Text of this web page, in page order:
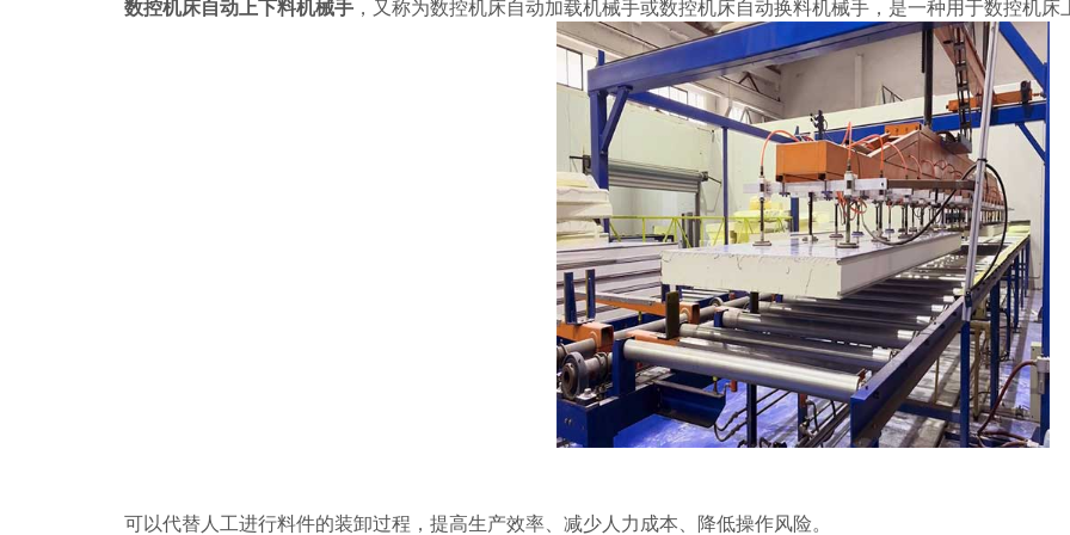
数控机床自动上下料机械手 ，又称为数控机床自动加载机械手或数控机床自动换料机械手，是一种用于数控机床
可以代替人工进行料件的装卸过程，提高生产效率、减少人力成本、降低操作风险。